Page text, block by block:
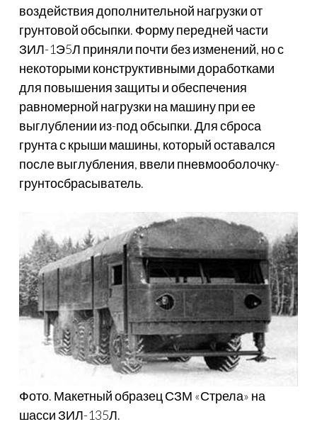
воздействия дополнительной нагрузки от
грунтовой обсыпки. Форму передней части
ЗИЛ-1Э5Л приняли почти без изменений, но с
некоторыми конструктивными доработками
для повышения защиты и обеспечения
равномерной нагрузки на машину при ее
выглублении из-под обсыпки. Для сброса
грунта с крыши машины, который оставался
после выглубления, ввели пневмооболочку-
грунтосбрасыватель.
Фото. Макетный образец СЗМ «Стрела» на
шасси ЗИЛ-135Л.